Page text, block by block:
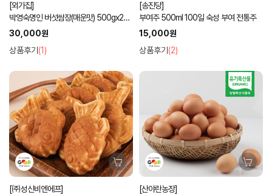
[외가집]
박영숙명인 버섯쌈장(매운맛) 500gx2병
선물세트
30,000원
상품후기 (1)
[송진당]
부여주 500ml 100일 숙성 부여 전통주
15,000원
상품후기 (2)
[㈜성신비엔에프]
[산야란농장]